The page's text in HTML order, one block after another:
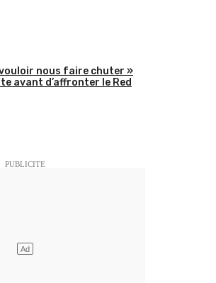
nous faire chuter »
avant d’affronter le Red